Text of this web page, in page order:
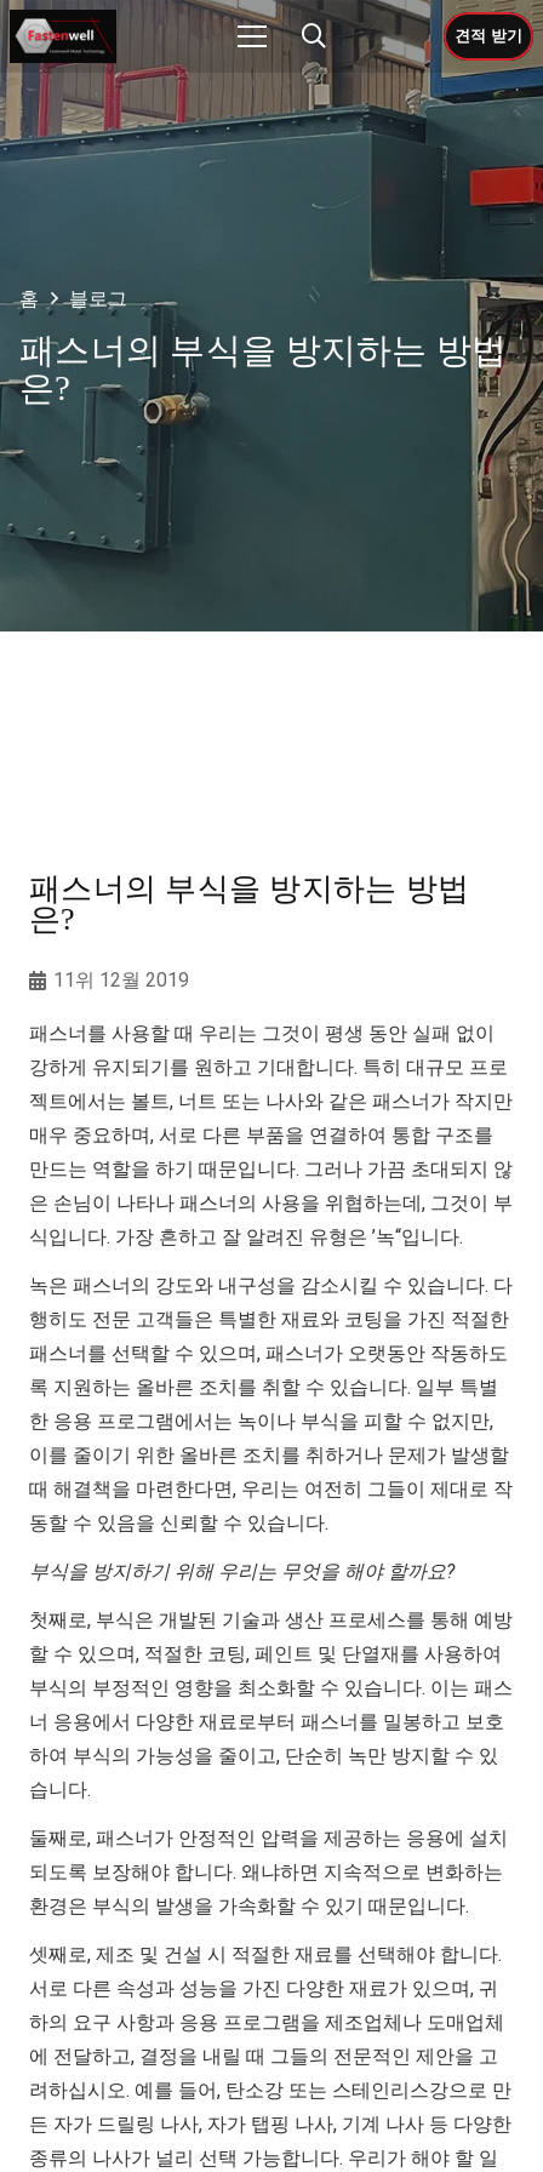
견적 받기
홈 블로그
패스너의 부식을 방지하는 방법
은?
패스너의 부식을 방지하는 방법
은?
11위 12월 2019
패스너를 사용할 때 우리는 그것이 평생 동안 실패 없이
강하게 유지되기를 원하고 기대합니다. 특히 대규모 프로
젝트에서는 볼트, 너트 또는 나사와 같은 패스너가 작지만
매우 중요하며, 서로 다른 부품을 연결하여 통합 구조를
만드는 역할을 하기 때문입니다. 그러나 가끔 초대되지 않
은 손님이 나타나 패스너의 사용을 위협하는데, 그것이 부
식입니다. 가장 흔하고 잘 알려진 유형은 ’녹“입니다.
녹은 패스너의 강도와 내구성을 감소시킬 수 있습니다. 다
행히도 전문 고객들은 특별한 재료와 코팅을 가진 적절한
패스너를 선택할 수 있으며, 패스너가 오랫동안 작동하도
록 지원하는 올바른 조치를 취할 수 있습니다. 일부 특별
한 응용 프로그램에서는 녹이나 부식을 피할 수 없지만,
이를 줄이기 위한 올바른 조치를 취하거나 문제가 발생할
때 해결책을 마련한다면, 우리는 여전히 그들이 제대로 작
동할 수 있음을 신뢰할 수 있습니다.
부식을 방지하기 위해 우리는 무엇을 해야 할까요?
첫째로, 부식은 개발된 기술과 생산 프로세스를 통해 예방
할 수 있으며, 적절한 코팅, 페인트 및 단열재를 사용하여
부식의 부정적인 영향을 최소화할 수 있습니다. 이는 패스
너 응용에서 다양한 재료로부터 패스너를 밀봉하고 보호
하여 부식의 가능성을 줄이고, 단순히 녹만 방지할 수 있
습니다.
둘째로, 패스너가 안정적인 압력을 제공하는 응용에 설치
되도록 보장해야 합니다. 왜냐하면 지속적으로 변화하는
환경은 부식의 발생을 가속화할 수 있기 때문입니다.
셋째로, 제조 및 건설 시 적절한 재료를 선택해야 합니다.
서로 다른 속성과 성능을 가진 다양한 재료가 있으며, 귀
하의 요구 사항과 응용 프로그램을 제조업체나 도매업체
에 전달하고, 결정을 내릴 때 그들의 전문적인 제안을 고
려하십시오. 예를 들어, 탄소강 또는 스테인리스강으로 만
든 자가 드릴링 나사, 자가 탭핑 나사, 기계 나사 등 다양한
종류의 나사가 널리 선택 가능합니다. 우리가 해야 할 일